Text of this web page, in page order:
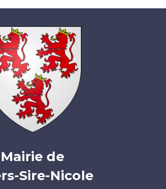
Mairie de
Sire-Nicole